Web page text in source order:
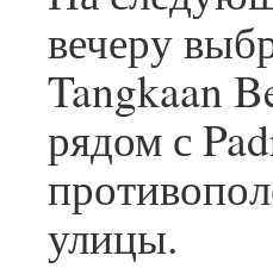
вечеру
Tangkaan
рядом с
улицы.